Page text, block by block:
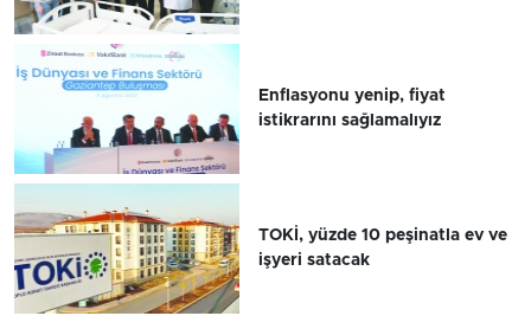
Enflasyonu yenip, fiyat
istikrarını sağlamalıyız
TOKİ, yüzde 10 peşinatla ev ve
işyeri satacak